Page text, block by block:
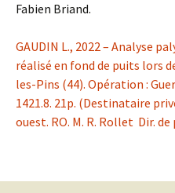
Fabien Briand.
GAUDIN L., 2022 – Analyse
réalisé en fond de puits lors
les-Pins (44). Opération :
1421.8. 21p. (Destinataire
ouest. RO. M. R. Rollet Dir. de